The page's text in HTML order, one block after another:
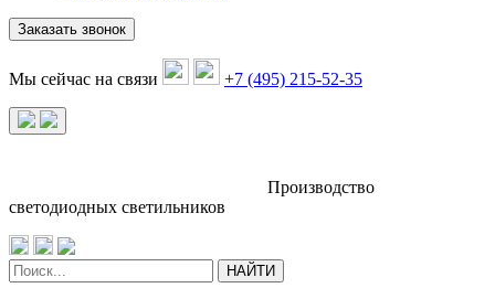
Заказать звонок
Мы сейчас на связи +7 (495) 215-52-35
Производство
светодиодных светильников
НАЙТИ